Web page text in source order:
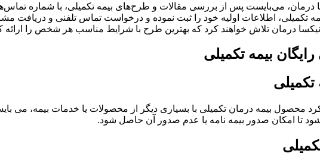
درمان، می‌بایست پس از بررسی مقالات و طرح‌های بیمه تکمیلی، با شماره
اطلاعات اولیه خود را ثبت نموده و درخواست تماس تلفنی و دریافت
درمان تلاش خواهند کرد که بهترین طرح با شرایط مناسب هر شخص را ارائه
بیمه تکمیلی
محصول بیمه درمان تکمیلی با بسیاری دیگر از محصولات یا خدمات